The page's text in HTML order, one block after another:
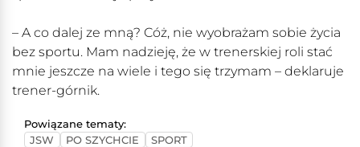
– A co dalej ze mną? Cóż, nie wyobrażam sobie życia
bez sportu. Mam nadzieję, że w trenerskiej roli stać
mnie jeszcze na wiele i tego się trzymam – deklaruje
trener-górnik.
Powiązane tematy:
JSW
PO SZYCHCIE SPORT